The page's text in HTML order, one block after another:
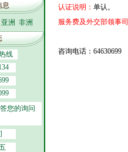
表机构
息
亚洲 非洲
线
您的询问
认证说明： 单认。
服务费及外交部领事
咨询电话：64630699